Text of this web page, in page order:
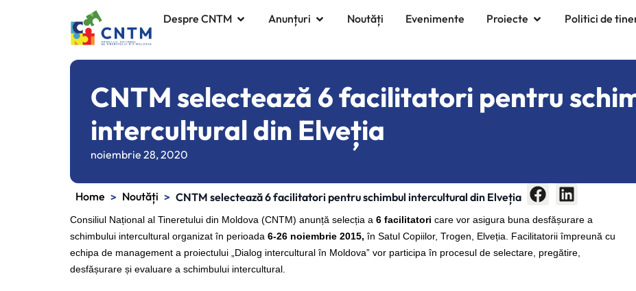
Despre CNTM Anunțuri Noutăți Evenimente Proiecte Politici de
CNTM selectează 6 facilitatori pentru
intercultural din Elveția
noiembrie 28, 2020
Home > Noutăți > CNTM selectează 6 facilitatori pentru schimbul intercultural din Elveția
Consiliul Național al Tineretului din Moldova (CNTM) anunță selecția a 6 facilitatori care vor asigura buna desfășurare a
schimbului intercultural organizat în perioada 6-26 noiembrie 2015, în Satul Copiilor, Trogen, Elveția. Facilitatorii împreună cu
echipa de management a proiectului „Dialog intercultural în Moldova” vor participa în procesul de selectare, pregătire,
desfășurare și evaluare a schimbului intercultural.